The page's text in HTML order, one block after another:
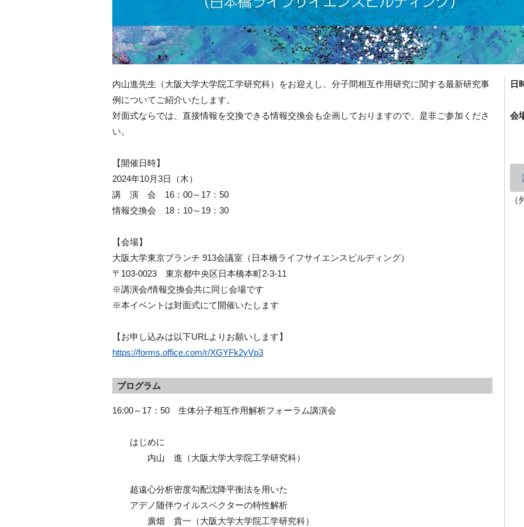
内山進先生（大阪大学大学院工学研究科）をお迎えし、分子間相互作用研究に関する最新研究事
例についてご紹介いたします。
対面式ならでは、直接情報を交換できる情報交換会も企画しておりますので、是非ご参加くださ
い。
【開催日時】
2024年10月3日（木）
講 演 会 16：00～17：50
情報交換会 18：10～19：30
【会場】
大阪大学東京ブランチ 913会議室（日本橋ライフサイエンスビルディング）
〒103-0023 東京都中央区日本橋本町2-3-11
※講演会/情報交換会共に同じ会場です
※本イベントは対面式にて開催いたします
【お申し込みは以下URLよりお願いします】
https://forms.office.com/r/XGYFk2yVp3
プログラム
16:00～17：50 生体分子相互作用解析フォーラム講演会
はじめに
内山 進（大阪大学大学院工学研究科）
超遠心分析密度勾配沈降平衡法を用いた
アデノ随伴ウイルスベクターの特性解析
廣畑 貴一（大阪大学大学院工学研究科）
日
会